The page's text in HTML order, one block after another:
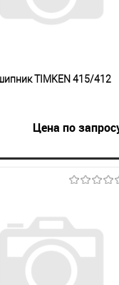
TIMKEN 415/412
Цена по
Запросить цену
Купить в 1
сравнению
В избранное
Под заказ